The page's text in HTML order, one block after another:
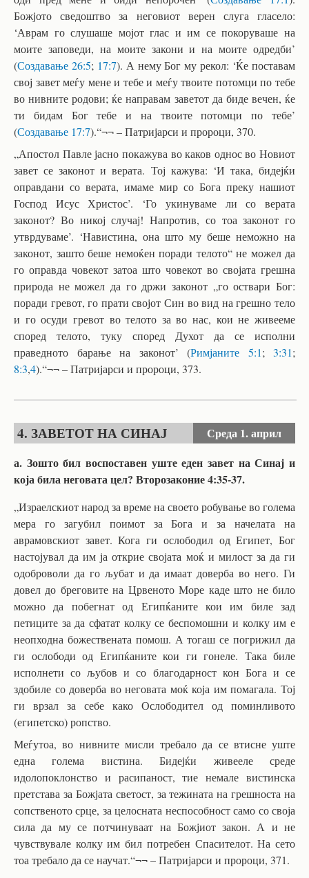
Божјото сведоштво за неговиот верен слуга гласело:
‘Аврам го слушаше мојот глас и им се покоруваше на
моите заповеди, на моите закони и на моите одредби’
(Создавање 26:5; 17:7). А нему Бог му рекол: ‘Ќе поставам
свој завет меѓу мене и тебе и меѓу твоите потомци по тебе
во нивните родови; ќе направам заветот да биде вечен, ќе
ти бидам Бог тебе и на твоите потомци по тебе’
(Создавање 17:7).“¬¬ – Патријарси и пророци, 370.
„Апостол Павле јасно покажува во каков однос во Новиот
завет се законот и верата. Тој кажува: ‘И така, бидејќи
оправдани со верата, имаме мир со Бога преку нашиот
Господ Исус Христос’. ‘Го укинуваме ли со верата
законот? Во никој случај! Напротив, со тоа законот го
утврдуваме’. ‘Навистина, она што му беше неможно на
законот, зашто беше немоќен поради телото“ не можел да
го оправда човекот затоа што човекот во својата грешна
природа не можел да го држи законот „го оствари Бог:
поради гревот, го прати својот Син во вид на грешно тело
и го осуди гревот во телото за во нас, кои не живееме
според телото, туку според Духот да се исполни
праведното барање на законот’ (Римјаните 5:1; 3:31;
8:3,4).“¬¬ – Патријарси и пророци, 373.
4. ЗАВЕТОТ НА СИНАЈ Среда 1. април
а. Зошто бил воспоставен уште еден завет на Синај и
која била неговата цел? Второзаконие 4:35-37.
„Израелскиот народ за време на своето робување во голема
мера го загубил поимот за Бога и за начелата на
аврамовскиот завет. Кога ги ослободил од Египет, Бог
настојувал да им ја открие својата моќ и милост за да ги
одоброволи да го љубат и да имаат доверба во него. Ги
довел до бреговите на Црвеното Море каде што не било
можно да побегнат од Египќаните кои им биле зад
петиците за да сфатат колку се беспомошни и колку им е
неопходна божествената помош. А тогаш се погрижил да
ги ослободи од Египќаните кои ги гонеле. Така биле
исполнети со љубов и со благодарност кон Бога и се
здобиле со доверба во неговата моќ која им помагала. Тој
ги врзал за себе како Ослободител од поминливото
(египетско) ропство.
Меѓутоа, во нивните мисли требало да се втисне уште
една голема вистина. Бидејќи живееле среде
идолопоклонство и расипаност, тие немале вистинска
претстава за Божјата светост, за тежината на грешноста на
сопственото срце, за целосната неспособност само со своја
сила да му се потчинуваат на Божјиот закон. А и не
чувствувале колку им бил потребен Спасителот. На сето
тоа требало да се научат.“¬¬ – Патријарси и пророци, 371.